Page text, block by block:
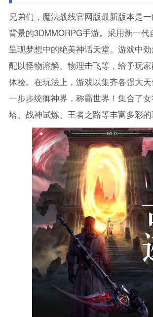
兄弟们，魔法战线官网版最新版本是
背景的3DMMORPG手游。采用新一代
呈现梦想中的绝美神话天堂。游戏中劲
配以怪物溶解、物理击飞等，给予玩
体验。在玩法上，游戏以集齐各强大天
一步步统御神界，称霸世界！集合了
塔、战神试炼、王者之路等丰富多彩的